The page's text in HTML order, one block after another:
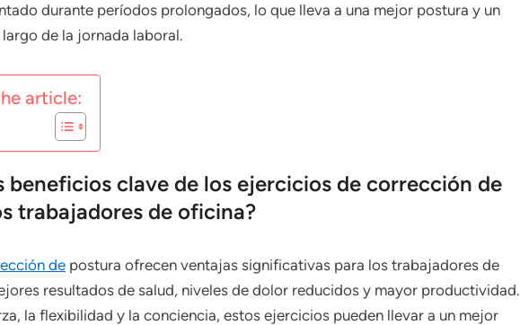
durante períodos prolongados, lo que lleva a una mejor postura y un
de la jornada laboral.
article:
beneficios clave de los ejercicios de corrección de
trabajadores de oficina?
de postura ofrecen ventajas significativas para los trabajadores de
resultados de salud, niveles de dolor reducidos y mayor productividad.
la flexibilidad y la conciencia, estos ejercicios pueden llevar a un mejor